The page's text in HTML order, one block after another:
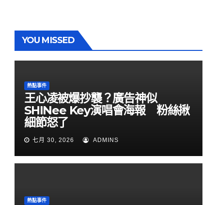
YOU MISSED
熱點事件
王心凌被爆抄襲？廣告神似
SHINee Key演唱會海報 粉絲揪
細節怒了
七月 30, 2026 ADMINS
熱點事件